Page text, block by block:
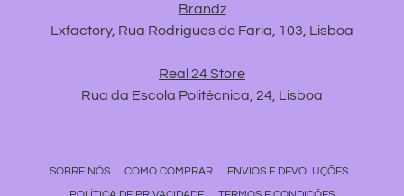
Brandz
Lxfactory, Rua Rodrigues de Faria, 103, Lisboa
Real 24 Store
Rua da Escola Politécnica, 24, Lisboa
SOBRE NÓS COMO COMPRAR
ENVIOS E DEVOLUÇÕES